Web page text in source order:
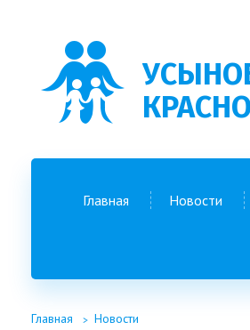
Главная Новости
Главная Новости